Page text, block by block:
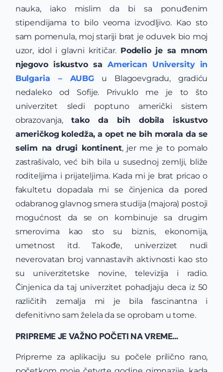
nauka, iako mislim da bi sa ponuđenim
stipendijama to bilo veoma izvodljivo. Kao sto
sam pomenula, moj stariji brat je oduvek bio moj
uzor, idol i glavni kritičar. Podelio je sa mnom
njegovo iskustvo sa American University in
Bulgaria – AUBG u Blagoevgradu, gradiću
nedaleko od Sofije. Privuklo me je to što
univerzitet sledi poptuno američki sistem
obrazovanja,tako da bih dobila iskustvo
američkog koledža, a opet ne bih morala da se
selim na drugi kontinent, jer me je to pomalo
zastrašivalo, već bih bila u susednoj zemlji, bliže
roditeljima i prijateljima. Kada mi je brat pricao o
fakultetu dopadala mi se činjenica da pored
odabranog glavnog smera studija (majora) postoji
mogućnost da se on kombinuje sa drugim
smerovima kao sto su biznis, ekonomija,
umetnost itd. Takođe, univerzizet nudi
neverovatan broj vannastavih aktivnosti kao sto
su univerzitetske novine, televizija i radio.
Činjenica da taj univerzitet pohadjaju deca iz 50
različitih zemalja mi je bila fascinantna i
defenitivno sam želela da se oprobam u tome.
PRIPREME JE VAŽNO POČETI NA VREME…
Pripreme za aplikaciju su počele prilično rano,